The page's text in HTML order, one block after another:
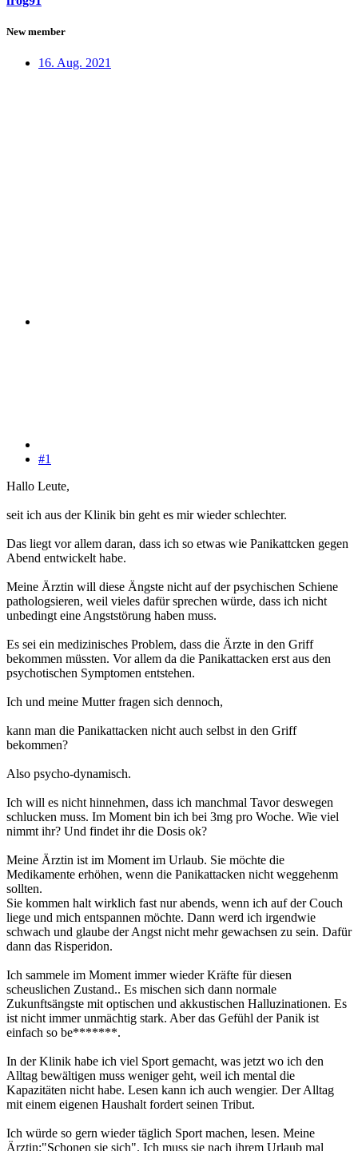
New member
16. Aug. 2021
#1
Hallo Leute,
seit ich aus der Klinik bin geht es mir wieder schlechter.
Das liegt vor allem daran, dass ich so etwas wie Panikattcken gegen
Abend entwickelt habe.
Meine Ärztin will diese Ängste nicht auf der psychischen Schiene
pathologsieren, weil vieles dafür sprechen würde, dass ich nicht
unbedingt eine Angststörung haben muss.
Es sei ein medizinisches Problem, dass die Ärzte in den Griff
bekommen müssten. Vor allem da die Panikattacken erst aus den
psychotischen Symptomen entstehen.
Ich und meine Mutter fragen sich dennoch,
kann man die Panikattacken nicht auch selbst in den Griff
bekommen?
Also psycho-dynamisch.
Ich will es nicht hinnehmen, dass ich manchmal Tavor deswegen
schlucken muss. Im Moment bin ich bei 3mg pro Woche. Wie viel
nimmt ihr? Und findet ihr die Dosis ok?
Meine Ärztin ist im Moment im Urlaub. Sie möchte die
Medikamente erhöhen, wenn die Panikattacken nicht weggehenm
sollten.
Sie kommen halt wirklich fast nur abends, wenn ich auf der Couch
liege und mich entspannen möchte. Dann werd ich irgendwie
schwach und glaube der Angst nicht mehr gewachsen zu sein. Dafür
dann das Risperidon.
Ich sammele im Moment immer wieder Kräfte für diesen
scheuslichen Zustand.. Es mischen sich dann normale
Zukunftsängste mit optischen und akkustischen Halluzinationen. Es
ist nicht immer unmächtig stark. Aber das Gefühl der Panik ist
einfach so be*******.
In der Klinik habe ich viel Sport gemacht, was jetzt wo ich den
Alltag bewältigen muss weniger geht, weil ich mental die
Kapazitäten nicht habe. Lesen kann ich auch wengier. Der Alltag
mit einem eigenen Haushalt fordert seinen Tribut.
Ich würde so gern wieder täglich Sport machen, lesen. Meine
Ärztin:"Schonen sie sich". Ich muss sie nach ihrem Urlaub mal